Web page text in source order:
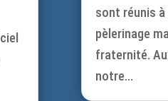
sont réunis à
pèlerinage
fraternité.
notre...